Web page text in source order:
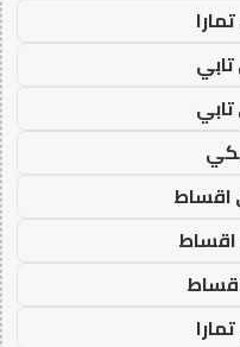
اقساط
اقساط